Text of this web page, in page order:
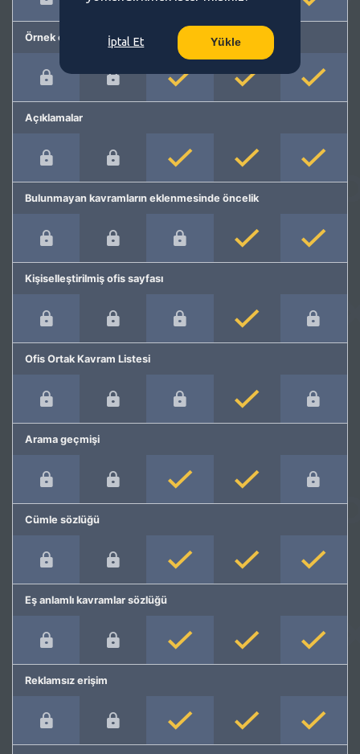
Örnek cümleler
Açıklamalar
Bulunmayan kavramların eklenmesinde öncelik
Kişiselleştirilmiş ofis sayfası
Ofis Ortak Kavram Listesi
Arama geçmişi
Cümle sözlüğü
Eş anlamlı kavramlar sözlüğü
Reklamsız erişim
İptal Et Yükle